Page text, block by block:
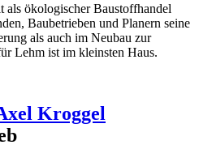
ökologischer Baustoffhandel
Baubetrieben und Planern seine
als auch im Neubau zur
Lehm ist im kleinsten Haus.
Kroggel